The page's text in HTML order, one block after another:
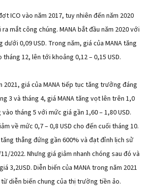
ICO vào năm 2017, tuy nhiên đến năm 2020
mắt công chúng. MANA bắt đầu năm 2020 với
0,09 USD. Trong năm, giá của MANA tăng
12, lên tới khoảng 0,12 – 0,15 USD.
2021, giá của MANA tiếp tục tăng trưởng đáng
3 và tháng 4, giá MANA tăng vọt lên trên 1,0
tháng 5 với mức giá gần 1,60 – 1,80 USD.
về mức 0,7 – 0,8 USD cho đến cuối tháng 10.
thẳng đứng gần 600% và đạt đỉnh lịch sử
2022. Nhưng giá giảm nhanh chóng sau đó và
3,2USD. Diễn biến của MANA trong năm 2021
diễn biến chung của thị trường tiền ảo.